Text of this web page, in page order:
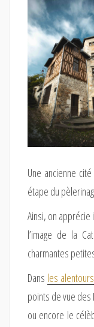
Une ancienne
étape du
Ainsi, on apprécie
l’image de la
charmantes
Dans les alentours
points de vue
ou encore le